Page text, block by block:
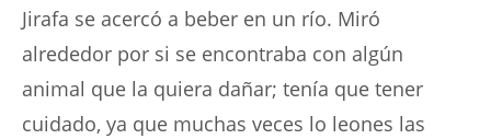
Jirafa se acercó a beber en un río. Miró
alrededor por si se encontraba con algún
animal que la quiera dañar; tenía que tener
cuidado, ya que muchas veces lo leones las